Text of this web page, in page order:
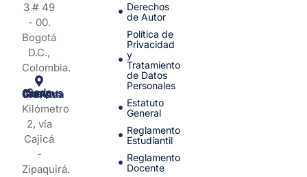
3 # 49
- 00.
Bogotá
D.C.,
Colombia.
Sede Campus Nueva Granada
Kilómetro
2, vía
Cajicá
-
Zipaquirá.
Derechos
de Autor
Política de
Privacidad
y
Tratamiento
de Datos
Personales
Estatuto
General
Reglamento
Estudiantil
Reglamento
Docente